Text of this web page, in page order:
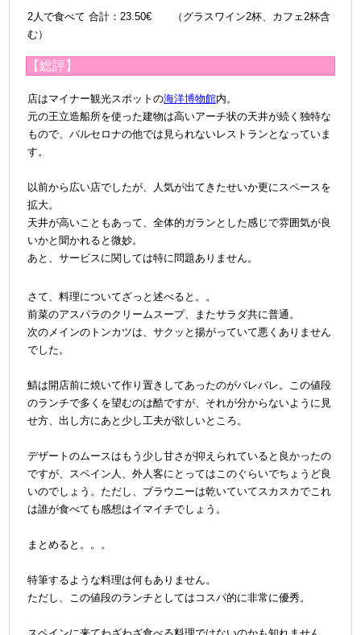
2人で食べて 合計：23.50€ （グラスワイン2杯、カフェ2杯含
む）
【総評】
店はマイナー観光スポットの海洋博物館内。
元の王立造船所を使った建物は高いアーチ状の天井が続く独特な
もので、バルセロナの他では見られないレストランとなっていま
す。
以前から広い店でしたが、人気が出てきたせいか更にスペースを
拡大。
天井が高いこともあって、全体的ガランとした感じで雰囲気が良
いかと聞かれると微妙。
あと、サービスに関しては特に問題ありません。
さて、料理についてざっと述べると。。
前菜のアスパラのクリームスープ、またサラダ共に普通。
次のメインのトンカツは、サクッと揚がっていて悪くありません
でした 。
鯖は開店前に焼いて作り置きしてあったのがバレバレ。この値段
のランチで多くを望むのは酷ですが、それが分からないように見
せ方、出し方にあと少し工夫が欲しいところ。
デザートのムースはもう少し甘さが抑えられていると良かったの
ですが、スペイン人、外人客にとってはこのぐらいでちょうど良
いのでしょう。ただし、ブラウニーは乾いていてスカスカでこれ
は誰が食べても感想はイマイチでしょう。
まとめると。。。
特筆するような料理は何もありません。
ただし、この値段のランチとしてはコスパ的に非常に優秀。